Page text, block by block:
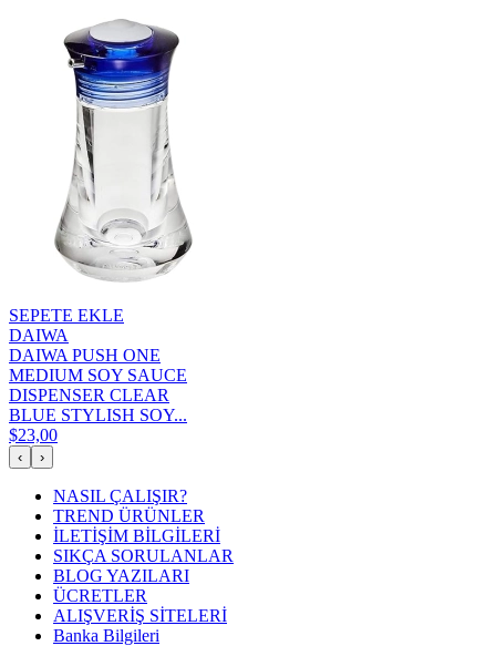
SEPETE EKLE
DAIWA
DAIWA PUSH ONE
MEDIUM SOY SAUCE
DISPENSER CLEAR
BLUE STYLISH SOY...
$23,00
‹ ›
NASIL ÇALIŞIR?
TREND ÜRÜNLER
İLETİŞİM BİLGİLERİ
SIKÇA SORULANLAR
BLOG YAZILARI
ÜCRETLER
ALIŞVERİŞ SİTELERİ
Banka Bilgileri